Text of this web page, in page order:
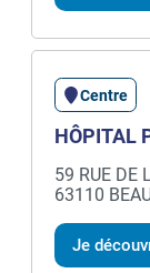
Centre
HÔPITAL
59 RUE DE
63110
Je